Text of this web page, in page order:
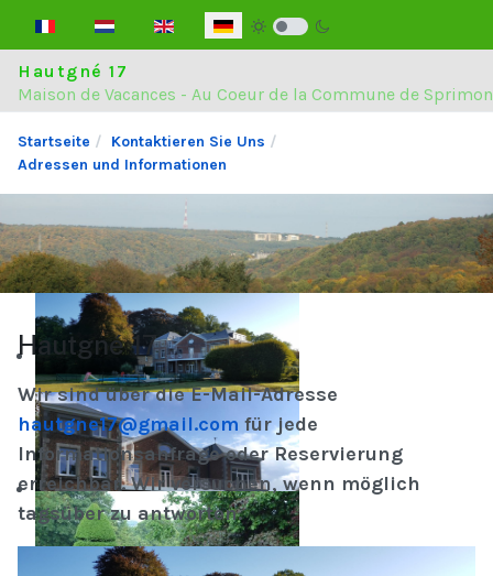
Sprache auswählen
Hautgné 17
Maison de Vacances - Au Coeur de la Commune de
Startseite
Kontaktieren Sie Uns
Adressen und Informationen
Hautgné 17
Wir sind über die E-Mail-Adresse
hautgne17@gmail.com für jede
Informationsanfrage oder Reservierung
erreichbar. Wir versuchen, wenn möglich
tagsüber zu antworten.